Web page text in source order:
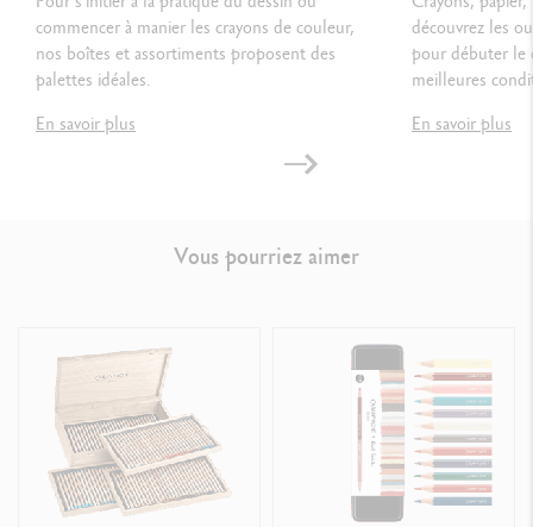
commencer à manier les crayons de couleur,
nos boîtes et assortiments proposent des
palettes idéales.
En savoir plus
découvrez les
pour débuter le
meilleures
En savoir plus
Vous pourriez aimer